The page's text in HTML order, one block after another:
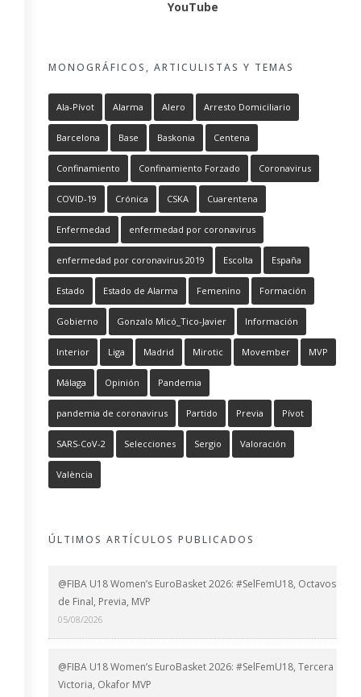
YouTube
MONOGRÁFICOS, ARTICULISTAS Y TEMAS
Ala-Pívot Alarma Alero Arresto Domiciliario
Barcelona Base Baskonia Centena
Confinamiento Confinamiento Forzado Coronavirus
COVID-19 Crónica CSKA Cuarentena
Enfermedad enfermedad por coronavirus
enfermedad por coronavirus 2019 Escolta España
Estado Estado de Alarma Femenino Formación
Gobierno Gonzalo Micó_Tico-Javier Información
Interior Liga Madrid Mirotic Movember MVP
Málaga Opinión Pandemia
pandemia de coronavirus Partido Previa Pívot
SARS-CoV-2 Selecciones Sergio Valoración
València
ÚLTIMOS ARTÍCULOS PUBLICADOS
@FIBA U18 Women’s EuroBasket 2026: #SelFemU18, Octavos
de Final, Previa, MVP
05/08/2026
@FIBA U18 Women’s EuroBasket 2026: #SelFemU18, Tercera
Victoria, Okafor MVP